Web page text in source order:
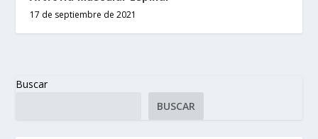
17 de septiembre de 2021
Buscar
BUSCAR